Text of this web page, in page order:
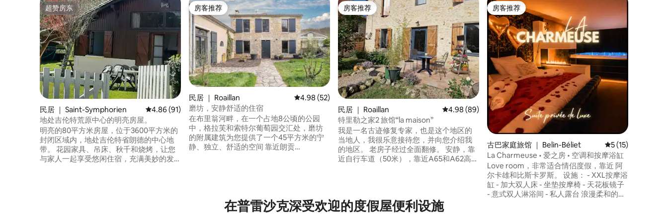
超赞房东
超赞房东
民居 ｜ Saint-Symphorien 平均评分 4.86 分（满分 5 分），共 91 条评价
4.86 (91)
地处吉伦特荒原中心的明亮房屋。
明亮的80平方米房屋，位于3600平方米的
封闭区域内，地处吉伦特省朗德的中心地
带。 花园家具、吊床、秋千和烧烤，让您
与家人一起享受悠闲住宿，充满美妙的发
房客推荐
房客推荐
民居 ｜ Roaillan 平均评分 4.98 分（满分 5 分），共 52 条评价
4.98 (52)
磨坊，安静舒适的住宿
在布里翁河畔，在一个占地8公顷的公园
中，格拉芙和索特尔葡萄园交汇处，磨坊
的附属建筑为您提供了一个45平方米的宁
静、独立、舒适的空间 靠近朗贡
岸45分钟）。
房客推荐
房客推荐
民居 ｜ Roaillan 平均评分 4.98 分（满分 5 分），共 89 条评价
4.98 (89)
特里勒之家2 旅馆“la maison”
我是一名古迹修复专家，也是这个地区的
当地人，我很乐意接待您，并向您介绍我
的地区。 老房子经过全面翻修。 安静，靠
近自行车道（50米），靠近A65和A62高速
在房源旁边（可订）。
房客推荐
房客推荐
古巴家庭旅馆 ｜ Belin-Béliet 平均评分 5 分（满
5 (15)
La Charmeuse • 爱之房 • 空调和按摩浴缸
Love room，非常适合情侣度假，靠近 阿
尔卡雄和比斯卡罗斯。 设施： - XXL按摩浴
缸 - 加大双人床 - 坐垫按摩椅 - 天花板镜子
- 意式双人淋浴间 - 私人露台 浪漫柔和的氛
在普雷沙克深受欢迎的度假屋便利设施